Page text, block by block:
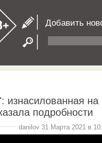
Добавить
изнасилованная на
подробности
danilov 31 Марта 2021 в